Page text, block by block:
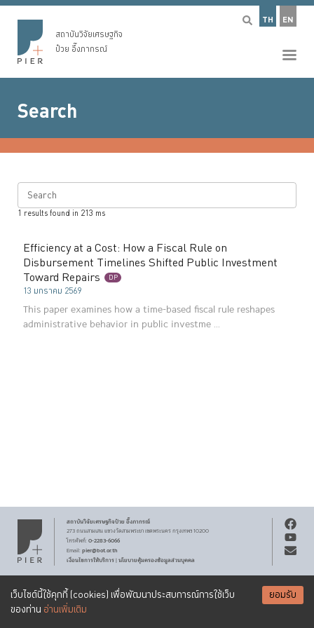
เว็บไซต์นี้ใช้คุกกี้ (cookies) เพื่อพัฒนาประสบการณ์การใช้เว็บ
ของท่าน อ่านเพิ่มเติม
ยอมรับ
TH EN
สถาบันวิจัยเศรษฐกิจ
ป๋วย อึ๊งภากรณ์
Search
Search
1 results found in 213 ms
Efficiency at a Cost: How a Fiscal Rule on
Disbursement Timelines Shifted Public Investment
Toward Repairs
DP
13 มกราคม 2569
This paper examines how a time-based fiscal rule reshapes
administrative behavior in public investme ...
สถาบันวิจัยเศรษฐกิจป๋วย อึ๊งภากรณ์
273 ถนนสามเสนแขวงวัดสามพระยาเขตพระนครกรุงเทพฯ 10200
โทรศัพท์: 0-2283-6066
Email: pier@bot.or.th
เงื่อนไขการให้บริการ|นโยบายคุ้มครองข้อมูลส่วนบุคคล
เอกสารเผยแพร่ทุกชิ้นสงวนสิทธิ์ภายใต้สัญญาอนุญาตCreative Commons
Attribution-NonCommercial-ShareAlike 3.0 Unported license SUBSCRIBE